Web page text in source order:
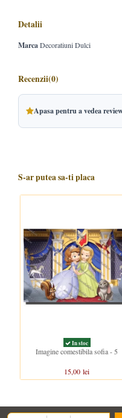
Detalii
MarcaDecoratiuni Dulci
Recenzii(0)
Apasa pentru a vedea
S-ar putea sa-ti placa
In stoc
Imagine comestibila sofia - 5
15,00 lei